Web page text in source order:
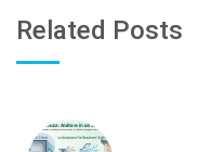
Related Posts